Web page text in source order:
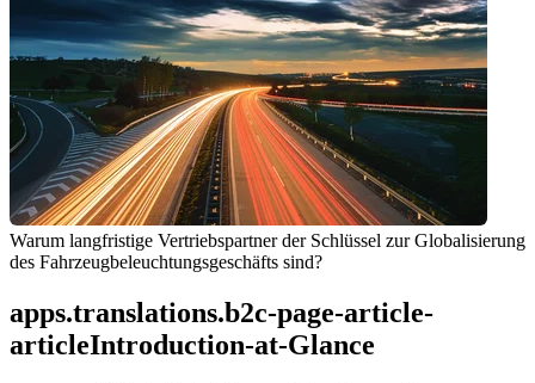
Warum langfristige Vertriebspartner der Schlüssel zur Globalisierung
des Fahrzeugbeleuchtungsgeschäfts sind?
apps.translations.b2c-page-article-
articleIntroduction-at-Glance